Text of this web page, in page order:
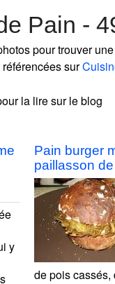
Pain -
pour trouver
sur
la lire sur le blog
y
Pain burger
paillasson
de pois cassés,